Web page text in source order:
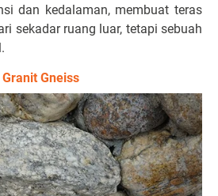
dan kedalaman, membuat teras
sekadar ruang luar, tetapi sebuah
Granit Gneiss